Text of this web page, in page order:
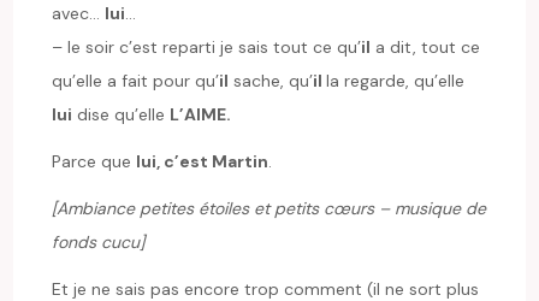
avec… lui…
– le soir c’est reparti je sais tout ce qu’il a dit, tout ce
qu’elle a fait pour qu’il sache, qu’illa regarde, qu’elle
lui dise qu’elle L’AIME.
Parce que lui, c’est Martin.
[Ambiance petites étoiles et petits cœurs – musique de
fonds cucu]
Et je ne sais pas encore trop comment (il ne sort plus